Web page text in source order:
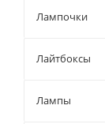
Лампочки
Лайтбоксы
Лампы